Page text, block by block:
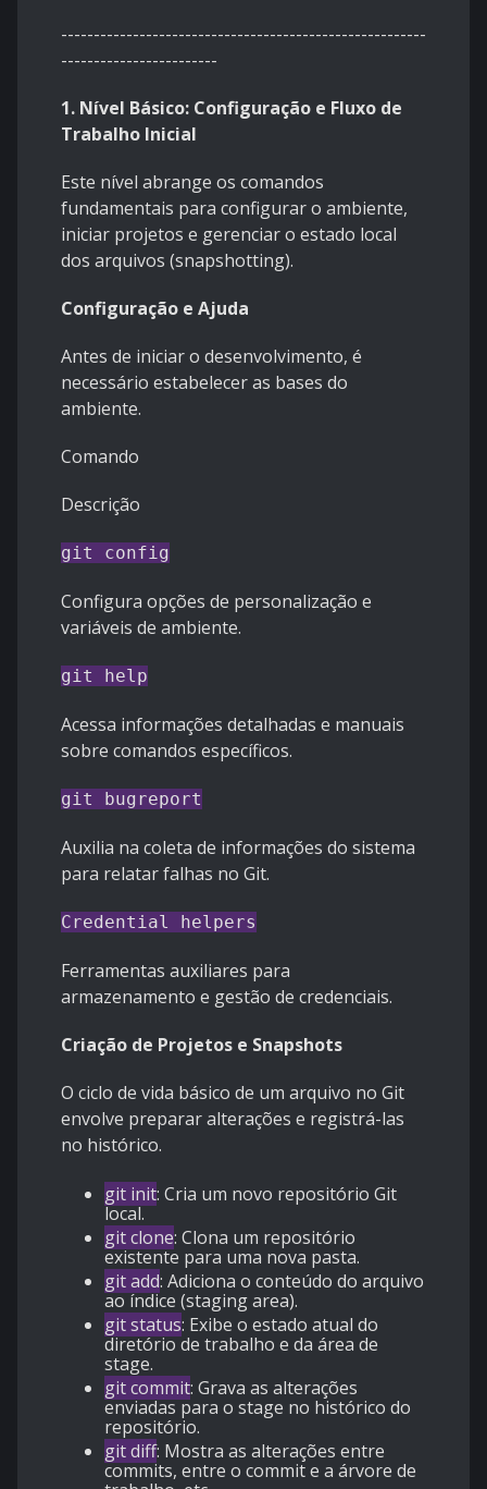
--------------------------------------------------------
------------------------
1. Nível Básico: Configuração e Fluxo de
Trabalho Inicial
Este nível abrange os comandos
fundamentais para configurar o ambiente,
iniciar projetos e gerenciar o estado local
dos arquivos (snapshotting).
Configuração e Ajuda
Antes de iniciar o desenvolvimento, é
necessário estabelecer as bases do
ambiente.
Comando
Descrição
git config
Configura opções de personalização e
variáveis de ambiente.
git help
Acessa informações detalhadas e manuais
sobre comandos específicos.
git bugreport
Auxilia na coleta de informações do sistema
para relatar falhas no Git.
Credential helpers
Ferramentas auxiliares para
armazenamento e gestão de credenciais.
Criação de Projetos e Snapshots
O ciclo de vida básico de um arquivo no Git
envolve preparar alterações e registrá-las
no histórico.
git init: Cria um novo repositório Git
local.
git clone: Clona um repositório
existente para uma nova pasta.
git add: Adiciona o conteúdo do arquivo
ao índice (staging area).
git status: Exibe o estado atual do
diretório de trabalho e da área de
stage.
git commit: Grava as alterações
enviadas para o stage no histórico do
repositório.
git diff: Mostra as alterações entre
commits, entre o commit e a árvore de